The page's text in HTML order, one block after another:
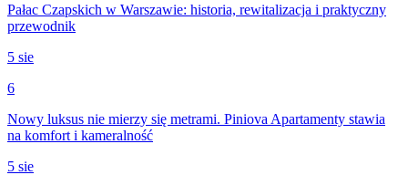
Pałac Czapskich w Warszawie: historia, rewitalizacja i praktyczny
przewodnik
5 sie
6
Nowy luksus nie mierzy się metrami. Piniova Apartamenty stawia
na komfort i kameralność
5 sie